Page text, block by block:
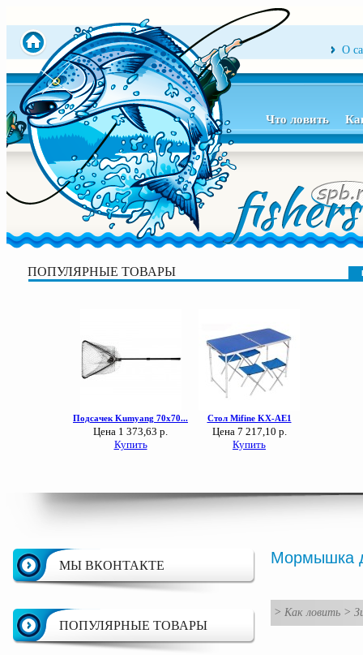
О
Что ловить
ПОПУЛЯРНЫЕ ТОВАРЫ
МЫ ВКОНТАКТЕ
ПОПУЛЯРНЫЕ ТОВАРЫ
Мормышка
> Как ловить >